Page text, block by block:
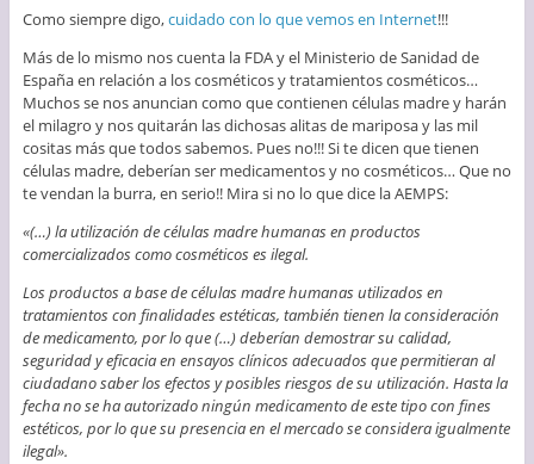
Como siempre digo,cuidado con lo que vemos en Internet!!!
Más de lo mismo nos cuenta la FDA y el Ministerio de Sanidad de
España en relación a los cosméticos y tratamientos cosméticos…
Muchos se nos anuncian como que contienen células madre y harán
el milagro y nos quitarán las dichosas alitas de mariposa y las mil
cositas más que todos sabemos. Pues no!!! Si te dicen que tienen
células madre, deberían ser medicamentos y no cosméticos… Que no
te vendan la burra, en serio!! Mira si no lo que dice la AEMPS:
«(…) la utilización de células madre humanas en productos
comercializados como cosméticos es ilegal.
Los productos a base de células madre humanas utilizados en
tratamientos con finalidades estéticas, también tienen la consideración
de medicamento, por lo que (…) deberían demostrar su calidad,
seguridad y eficacia en ensayos clínicos adecuados que permitieran al
ciudadano saber los efectos y posibles riesgos de su utilización. Hasta la
fecha no se ha autorizado ningún medicamento de este tipo con fines
estéticos, por lo que su presencia en el mercado se considera igualmente
ilegal».